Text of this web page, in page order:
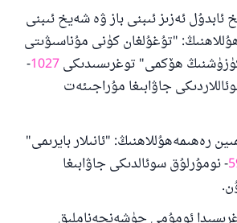
ئابدۇل ئەزىز ئىبنى باز ۋە شەيخ ئىبنى
"تۇغۇلغان كۈنى مۇناسىۋىتى
ھۆكمى" توغرىسىدىكى1027
-
جاۋابىغا مۇراجىئەت
رەھىمەھۇللاھنىڭ: "ئانىلار بايرىمى"
- نومۇرلۇق سوئالدىكى جاۋابىغا